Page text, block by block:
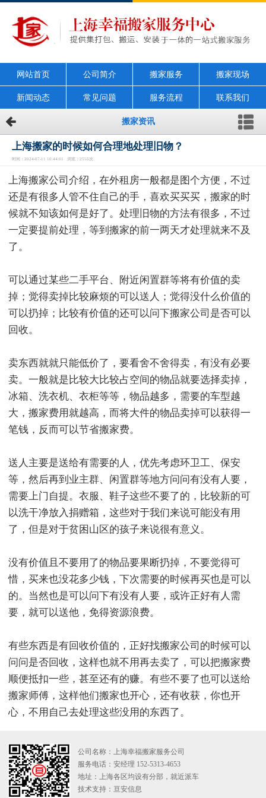
网站首页 公司简介 搬家服务 搬家现场
新闻动态 常见问题 服务流程 联系我们
搬家资讯
上海搬家的时候如何合理地处理旧物？
时间：2024-07-11 10:44:01 浏览：2555次
上海搬家公司介绍，在外租房一般都是图个方便，不过
还是有很多人管不住自己的手，喜欢买买买，搬家的时
候就不知该如何是好了。处理旧物的方法有很多，不过
一定要提前处理，等到搬家的前一两天才处理就来不及
了。
可以通过某些二手平台、附近闲置群等将有价值的卖
掉；觉得卖掉比较麻烦的可以送人；觉得没什么价值的
可以扔掉；比较有价值的还可以问下搬家公司是否可以
回收。
卖东西就就只能低价了，要看舍不舍得卖，有没有必要
卖。一般就是比较大比较占空间的物品就要选择卖掉，
冰箱、洗衣机、衣柜等等，物品越多，需要的车型越
大，搬家费用就越高，而将大件的物品卖掉可以获得一
笔钱，反而可以节省搬家费。
送人主要是送给有需要的人，优先考虑环卫工、保安
等，然后再到业主群、闲置群等地方问问有没有人要，
需要上门自提。衣服、鞋子这些不要了的，比较新的可
以洗干净放入捐赠箱，这些对于我们来说可能没有用
了，但是对于贫困山区的孩子来说很有意义。
没有价值且不要用了的物品要果断扔掉，不要觉得可
惜，买来也没花多少钱，下次需要的时候再买也是可以
的。当然也是可以问下有没有人要，或许正好有人需
要，就可以送他，免得资源浪费。
有些东西是有回收价值的，正好找搬家公司的时候可以
问问是否回收，这样也就不用再去卖了，可以把搬家费
顺便抵扣一些，甚至还有的赚。有些不要了也可以送给
搬家师傅，这样他们搬家也开心，还有收获，你也开
心，不用自己去处理这些没用的东西了。
公司名称：上海幸福搬家服务公司
服务电话：安经理 152-5313-4653
地址：上海各区均设有分部，就近派车
技术支持： 亘安信息